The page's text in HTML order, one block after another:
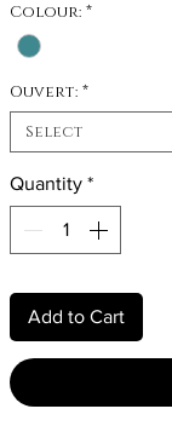
Colour: *
Ouvert: *
Select
Quantity *
Add to Cart